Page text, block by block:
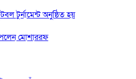
টুর্নামেন্ট অনুষ্ঠিত হয়
মোশাররফ